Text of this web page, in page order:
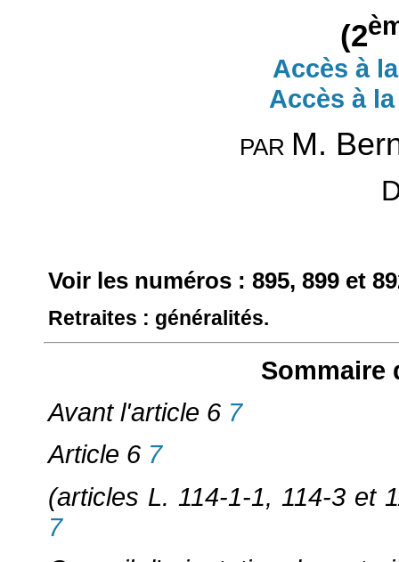
(2
Accès à
Accès à
PAR M.
Voir les numéros : 895, 899 et
Retraites : généralités.
Sommaire
Avant l'article 6 7
Article 6 7
(articles L. 114-1-1, 114-3 et
7